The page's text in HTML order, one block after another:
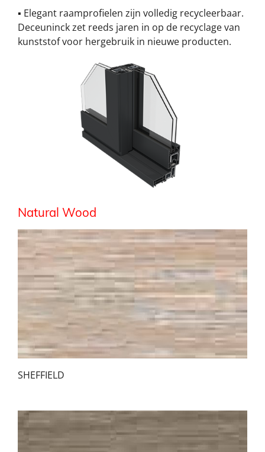
▪ Elegant raamprofielen zijn volledig recycleerbaar.
Deceuninck zet reeds jaren in op de recyclage van
kunststof voor hergebruik in nieuwe producten.
Natural Wood
SHEFFIELD